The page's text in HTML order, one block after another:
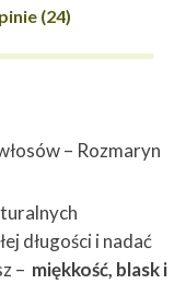
(24)
– Rozmaryn
długości i nadać
– miękkość, blask i